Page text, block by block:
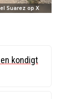
Suarez op X
kondigt